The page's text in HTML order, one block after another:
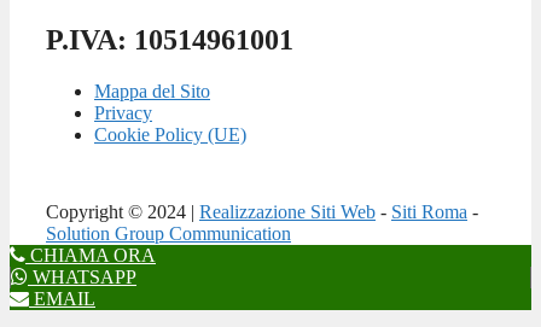
P.IVA: 10514961001
Mappa del Sito
Privacy
Cookie Policy (UE)
Copyright © 2024 | Realizzazione Siti Web - Siti Roma -
Solution Group Communication
CHIAMA ORA
WHATSAPP
EMAIL